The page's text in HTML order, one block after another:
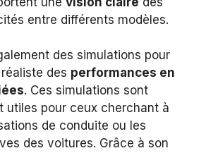
entre différents modèles.
des simulations pour
des performances en
. Ces simulations sont
utiles pour ceux cherchant à
de conduite ou les
des voitures. Grâce à son